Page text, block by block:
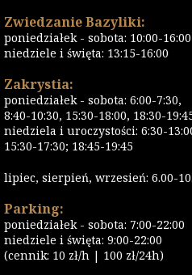
Zwiedzanie Bazyliki:
poniedziałek - sobota: 10:00-16:00
niedziele i święta: 13:15-16:00
Zakrystia:
poniedziałek - sobota: 6:00-7:30,
8:40-10:30, 15:30-18:00, 18:30-
niedziela i uroczystości: 6:30-
15:30-17:30; 18:45-19:45
lipiec, sierpień, wrzesień: 6.00-
Parking:
poniedziałek - sobota: 7:00-22:00
niedziele i święta: 9:00-22:00
(cennik: 10 zł/h | 100 zł/24h)